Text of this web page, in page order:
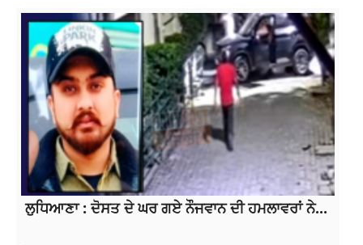
ਲੁਧਿਆਣਾ : ਦੋਸਤ ਦੇ ਘਰ ਗਏ ਨੌਜਵਾਨ ਦੀ ਹਮਲਾਵਰਾਂ ਨੇ...